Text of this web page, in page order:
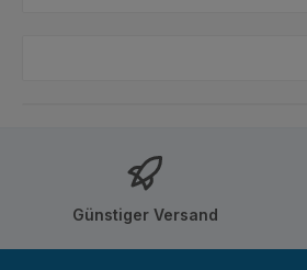
Günstiger Versand